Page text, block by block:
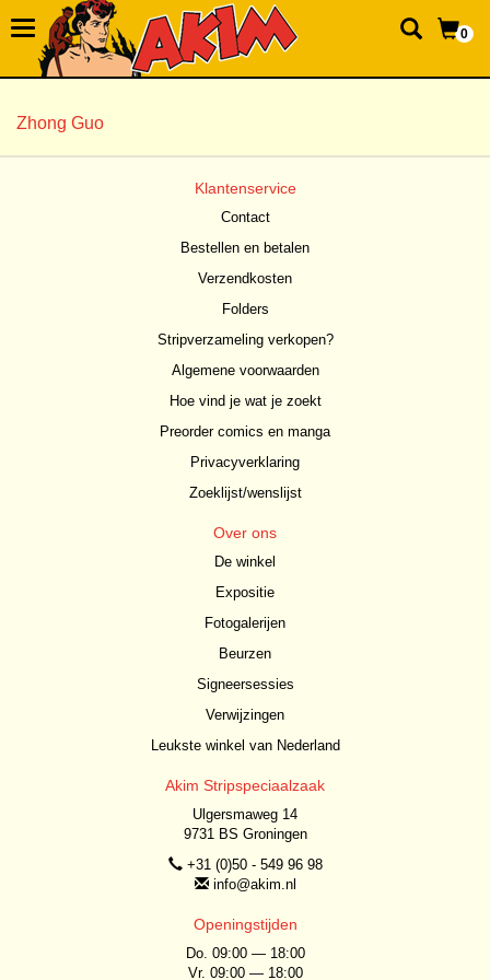
0
Zhong Guo
Klantenservice
Contact
Bestellen en betalen
Verzendkosten
Folders
Stripverzameling verkopen?
Algemene voorwaarden
Hoe vind je wat je zoekt
Preorder comics en manga
Privacyverklaring
Zoeklijst/wenslijst
Over ons
De winkel
Expositie
Fotogalerijen
Beurzen
Signeersessies
Verwijzingen
Leukste winkel van Nederland
Akim Stripspeciaalzaak
Ulgersmaweg 14
9731 BS Groningen
+31 (0)50 - 549 96 98
info@akim.nl
Openingstijden
Do. 09:00 — 18:00
Vr. 09:00 — 18:00